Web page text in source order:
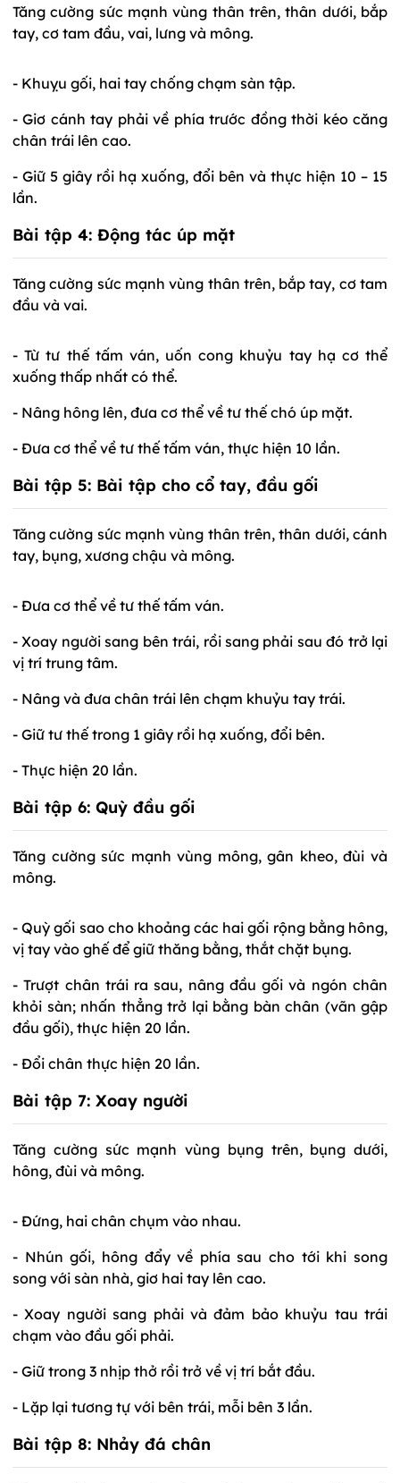
Tăng cường sức mạnh vùng thân trên, thân dưới, bắp
tay, cơ tam đầu, vai, lưng và mông.
- Khuỵu gối, hai tay chống chạm sàn tập.
- Giơ cánh tay phải về phía trước đồng thời kéo căng
chân trái lên cao.
- Giữ 5 giây rồi hạ xuống, đổi bên và thực hiện 10 – 15
lần.
Bài tập 4: Động tác úp mặt
Tăng cường sức mạnh vùng thân trên, bắp tay, cơ tam
đầu và vai.
- Từ tư thế tấm ván, uốn cong khuỷu tay hạ cơ thể
xuống thấp nhất có thể.
- Nâng hông lên, đưa cơ thể về tư thế chó úp mặt.
- Đưa cơ thể về tư thế tấm ván, thực hiện 10 lần.
Bài tập 5: Bài tập cho cổ tay, đầu gối
Tăng cường sức mạnh vùng thân trên, thân dưới, cánh
tay, bụng, xương chậu và mông.
- Đưa cơ thể về tư thế tấm ván.
- Xoay người sang bên trái, rồi sang phải sau đó trở lại
vị trí trung tâm.
- Nâng và đưa chân trái lên chạm khuỷu tay trái.
- Giữ tư thế trong 1 giây rồi hạ xuống, đổi bên.
- Thực hiện 20 lần.
Bài tập 6: Quỳ đầu gối
Tăng cường sức mạnh vùng mông, gân kheo, đùi và
mông.
- Quỳ gối sao cho khoảng các hai gối rộng bằng hông,
vị tay vào ghế để giữ thăng bằng, thắt chặt bụng.
- Trượt chân trái ra sau, nâng đầu gối và ngón chân
khỏi sàn; nhấn thẳng trở lại bằng bàn chân (vãn gập
đầu gối), thực hiện 20 lần.
- Đổi chân thực hiện 20 lần.
Bài tập 7: Xoay người
Tăng cường sức mạnh vùng bụng trên, bụng dưới,
hông, đùi và mông.
- Đứng, hai chân chụm vào nhau.
- Nhún gối, hông đẩy về phía sau cho tới khi song
song với sàn nhà, giơ hai tay lên cao.
- Xoay người sang phải và đảm bảo khuỷu tau trái
chạm vào đầu gối phải.
- Giữ trong 3 nhịp thở rồi trở về vị trí bắt đầu.
- Lặp lại tương tự với bên trái, mỗi bên 3 lần.
Bài tập 8: Nhảy đá chân